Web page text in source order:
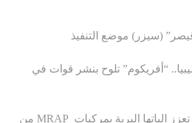
(سيزر) موضع التنفيذ
“أفريكوم” تلوح بنشر قوات في
الإمارات العربية المتحدة تعزز الياتها البرية بمركبات MRAP من